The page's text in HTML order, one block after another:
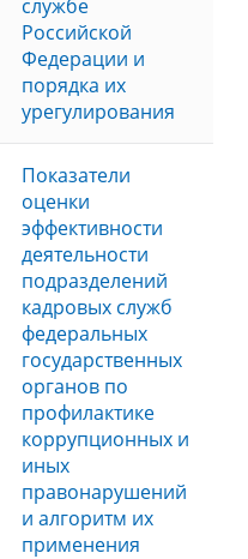
службе
Российской
Федерации и
порядка их
урегулирования
Показатели
оценки
эффективности
деятельности
подразделений
кадровых служб
федеральных
государственных
органов по
профилактике
коррупционных и
иных
правонарушений
и алгоритм их
применения